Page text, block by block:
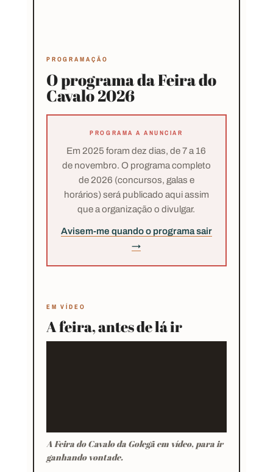
PROGRAMAÇÃO
O programa da Feira do
Cavalo 2026
PROGRAMA A ANUNCIAR
Em 2025 foram dez dias, de 7 a 16
de novembro. O programa completo
de 2026 (concursos, galas e
horários) será publicado aqui assim
que a organização o divulgar.
Avisem-me quando o programa sair
→
EM VÍDEO
A feira, antes de lá ir
A Feira do Cavalo da Golegã em vídeo, para ir
ganhando vontade.